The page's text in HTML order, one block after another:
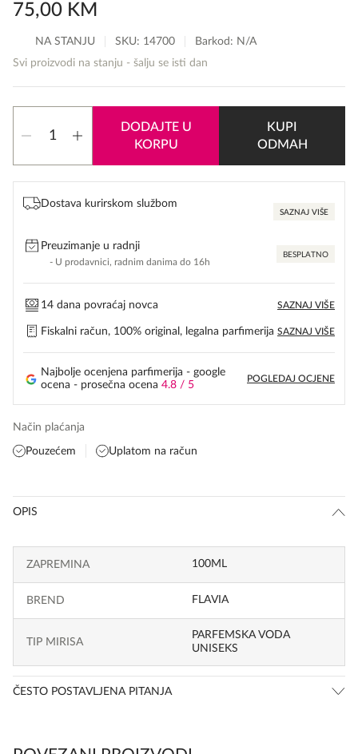
75,00 KM
NA STANJU SKU: 14700
Barkod: N/A
Svi proizvodi na stanju - šalju se isti dan
L'Impression
DODAJTE U
KORPU
KUPI
ODMAH
Dostava kurirskom službom
SAZNAJ VIŠE
Preuzimanje u radnji
- U prodavnici, radnim danima do 16h
BESPLATNO
14 dana povraćaj novca SAZNAJ VIŠE
Fiskalni račun, 100% original, legalna parfimerija SAZNAJ VIŠE
Najbolje ocenjena parfimerija - google
ocena - prosečna ocena 4.8 / 5
POGLEDAJ OCJENE
Način plaćanja
Pouzećem Uplatom na račun
OPIS
ZAPREMINA 100ML
BREND FLAVIA
TIP MIRISA
PARFEMSKA VODA
UNISEKS
ČESTO POSTAVLJENA PITANJA